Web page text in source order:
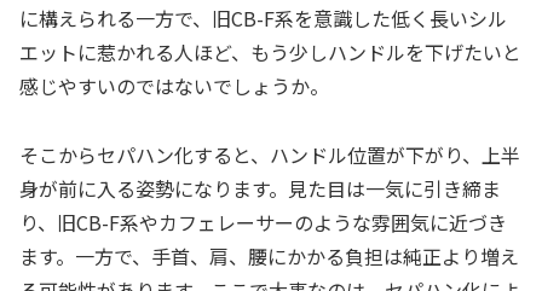
に構えられる一方で、旧CB-F系を意識した低く長いシル
エットに惹かれる人ほど、もう少しハンドルを下げたいと
感じやすいのではないでしょうか。
そこからセパハン化すると、ハンドル位置が下がり、上半
身が前に入る姿勢になります。見た目は一気に引き締ま
り、旧CB-F系やカフェレーサーのような雰囲気に近づき
ます。一方で、手首、肩、腰にかかる負担は純正より増え